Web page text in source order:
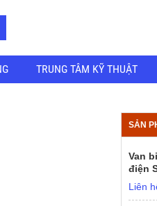
TRUNG TÂM KỸ THUẬT
SẢN
Van
điện
Liên